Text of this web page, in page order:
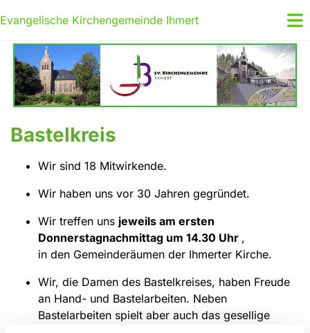
Evangelische Kirchengemeinde Ihmert
Bastelkreis
Wir sind 18 Mitwirkende.
Wir haben uns vor 30 Jahren gegründet.
Wir treffen uns jeweils am ersten
Donnerstagnachmittag um 14.30 Uhr ,
in den Gemeinderäumen der Ihmerter Kirche.
Wir, die Damen des Bastelkreises, haben Freude
an Hand- und Bastelarbeiten. Neben
Bastelarbeiten spielt aber auch das gesellige